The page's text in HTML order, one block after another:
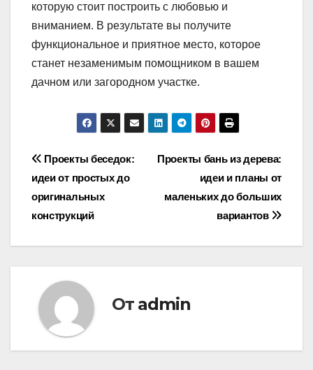
которую стоит построить с любовью и
вниманием. В результате вы получите
функциональное и приятное место, которое
станет незаменимым помощником в вашем
дачном или загородном участке.
Навигация
по
записям
Проекты бань из дерева:
идеи и планы от
маленьких до больших
вариантов
Проекты беседок:
идеи от простых до
оригинальных
конструкций
От admin